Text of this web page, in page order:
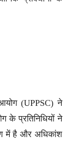
(UPPSC) ने
के प्रतिनिधियों ने
में है और अधिकांश